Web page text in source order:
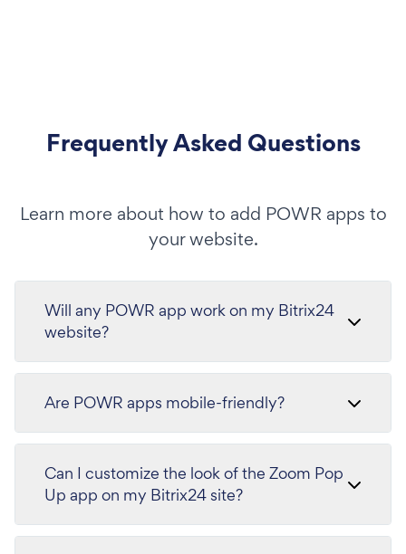
Frequently Asked Questions
Learn more about how to add POWR apps to
your website.
Will any POWR app work on my Bitrix24
website?
Are POWR apps mobile-friendly?
Can I customize the look of the Zoom Pop
Up app on my Bitrix24 site?